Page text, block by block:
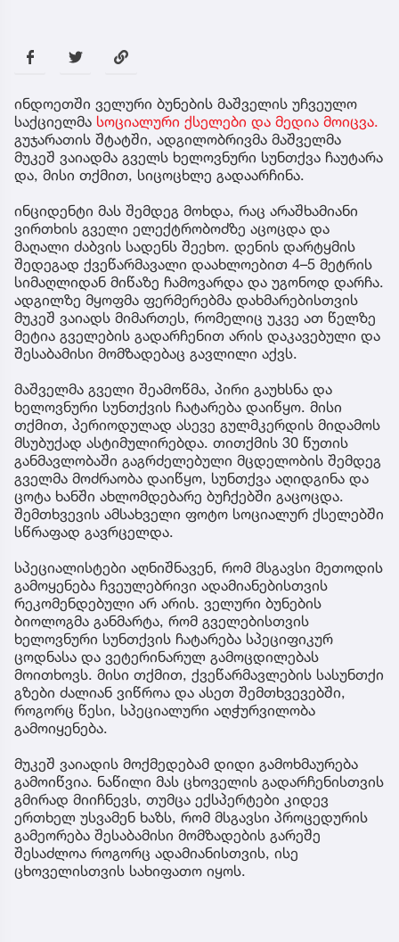
ინდოეთში ველური ბუნების მაშველის უჩვეულო
საქციელმა სოციალური ქსელები და მედია მოიცვა.
გუჯარათის შტატში, ადგილობრივმა მაშველმა
მუკეშ ვაიადმა გველს ხელოვნური სუნთქვა ჩაუტარა
და, მისი თქმით, სიცოცხლე გადაარჩინა.
ინციდენტი მას შემდეგ მოხდა, რაც არაშხამიანი
ვირთხის გველი ელექტრობოძზე აცოცდა და
მაღალი ძაბვის სადენს შეეხო. დენის დარტყმის
შედეგად ქვეწარმავალი დაახლოებით 4–5 მეტრის
სიმაღლიდან მიწაზე ჩამოვარდა და უგონოდ დარჩა.
ადგილზე მყოფმა ფერმერებმა დახმარებისთვის
მუკეშ ვაიადს მიმართეს, რომელიც უკვე ათ წელზე
მეტია გველების გადარჩენით არის დაკავებული და
შესაბამისი მომზადებაც გავლილი აქვს.
მაშველმა გველი შეამოწმა, პირი გაუხსნა და
ხელოვნური სუნთქვის ჩატარება დაიწყო. მისი
თქმით, პერიოდულად ასევე გულმკერდის მიდამოს
მსუბუქად ასტიმულირებდა. თითქმის 30 წუთის
განმავლობაში გაგრძელებული მცდელობის შემდეგ
გველმა მოძრაობა დაიწყო, სუნთქვა აღიდგინა და
ცოტა ხანში ახლომდებარე ბუჩქებში გაცოცდა.
შემთხვევის ამსახველი ფოტო სოციალურ ქსელებში
სწრაფად გავრცელდა.
სპეციალისტები აღნიშნავენ, რომ მსგავსი მეთოდის
გამოყენება ჩვეულებრივი ადამიანებისთვის
რეკომენდებული არ არის. ველური ბუნების
ბიოლოგმა განმარტა, რომ გველებისთვის
ხელოვნური სუნთქვის ჩატარება სპეციფიკურ
ცოდნასა და ვეტერინარულ გამოცდილებას
მოითხოვს. მისი თქმით, ქვეწარმავლების სასუნთქი
გზები ძალიან ვიწროა და ასეთ შემთხვევებში,
როგორც წესი, სპეციალური აღჭურვილობა
გამოიყენება.
მუკეშ ვაიადის მოქმედებამ დიდი გამოხმაურება
გამოიწვია. ნაწილი მას ცხოველის გადარჩენისთვის
გმირად მიიჩნევს, თუმცა ექსპერტები კიდევ
ერთხელ უსვამენ ხაზს, რომ მსგავსი პროცედურის
გამეორება შესაბამისი მომზადების გარეშე
შესაძლოა როგორც ადამიანისთვის, ისე
ცხოველისთვის სახიფათო იყოს.